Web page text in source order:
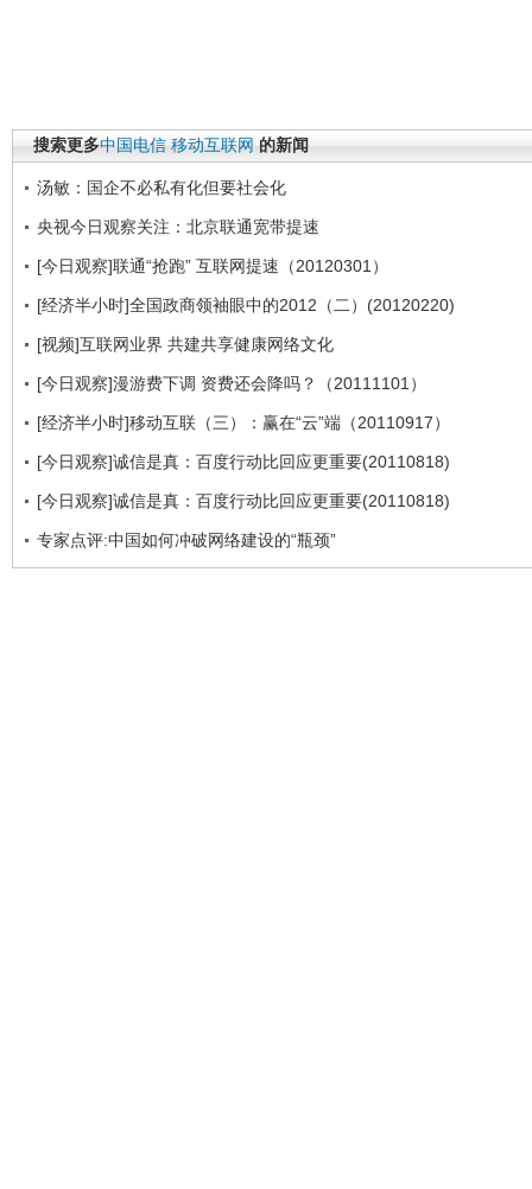
搜索更多中国电信 移动互联网 的新闻
汤敏：国企不必私有化但要社会化
央视今日观察关注：北京联通宽带提速
[今日观察]联通“抢跑” 互联网提速（20120301）
[经济半小时]全国政商领袖眼中的2012（二）(20120220)
[视频]互联网业界 共建共享健康网络文化
[今日观察]漫游费下调 资费还会降吗？（20111101）
[经济半小时]移动互联（三）：赢在“云”端（20110917）
[今日观察]诚信是真：百度行动比回应更重要(20110818)
[今日观察]诚信是真：百度行动比回应更重要(20110818)
专家点评:中国如何冲破网络建设的“瓶颈”